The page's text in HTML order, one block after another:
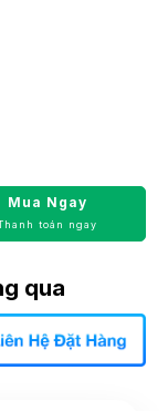
Mua Ngay
toán ngay
qua